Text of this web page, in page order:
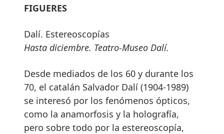
FIGUERES
Dalí. Estereoscopías
Hasta diciembre. Teatro-Museo Dalí.
Desde mediados de los 60 y durante los
70, el catalán Salvador Dalí (1904-1989)
se interesó por los fenómenos ópticos,
como la anamorfosis y la holografía,
pero sobre todo por la estereoscopía,